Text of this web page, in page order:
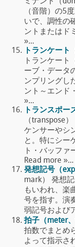
（音階）の5
いで、調性の
ントまたはド
»...
トランケート
トランケート
ーブ・データ
ンプリングし
ント～エンド
»...
トランスポー
（transpose
ケンサーやシ
と。特にシー
ト・バッフ
Read more »...
発想記号（
mark） 発想
もいわれ、楽
号を指す。演
弱記号および
拍子（meter、
拍数でまとめ
よって指示さ